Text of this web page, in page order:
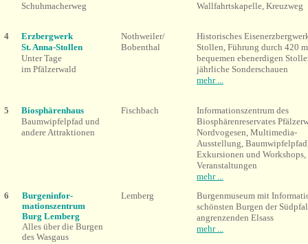
Schuhmacherweg
Wallfahrtskapelle, Kreuzweg
4
Erzbergwerk
St. Anna-Stollen
Unter Tage
im Pfälzerwald
Nothweiler/
Bobenthal
Historisches
Stollen, Führung durch 420
bequemen ebenerdigen
jährliche Sonderschauen
mehr ...
5
Biosphärenhaus
Baumwipfelpfad und
andere Attraktionen
Fischbach
Informationszentrum des
Biosphärenreservates
Nordvogesen, Multimedia-
Ausstellung,
Exkursionen und Workshops,
Veranstaltungen
mehr ...
6
Burgeninfor-
mationszentrum
Burg Lemberg
Alles über die Burgen
des Wasgaus
Lemberg
Burgenmuseum mit
schönsten Burgen der
angrenzenden Elsass
mehr ...